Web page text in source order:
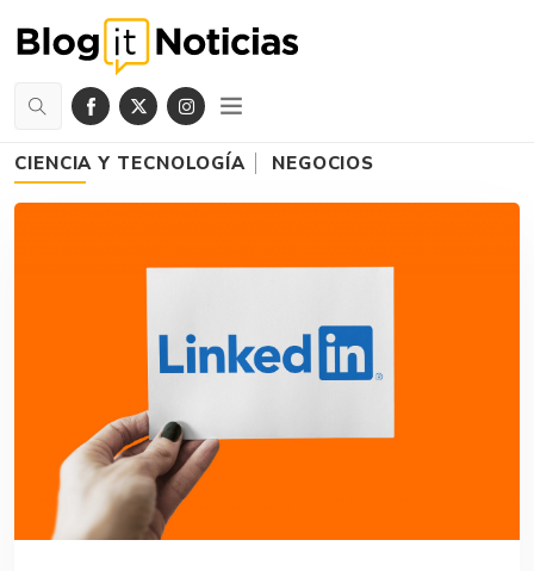
CIENCIA Y TECNOLOGÍA NEGOCIOS